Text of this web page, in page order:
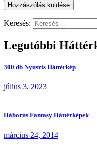
Keresés:
Legutóbbi
300 db Nyuszis Háttérkép
július 3, 2023
Háborús Fantasy Háttérképek
március 24, 2014